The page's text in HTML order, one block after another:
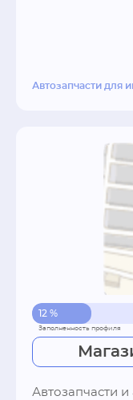
Автозапчасти для
12 %
Автозапчасти